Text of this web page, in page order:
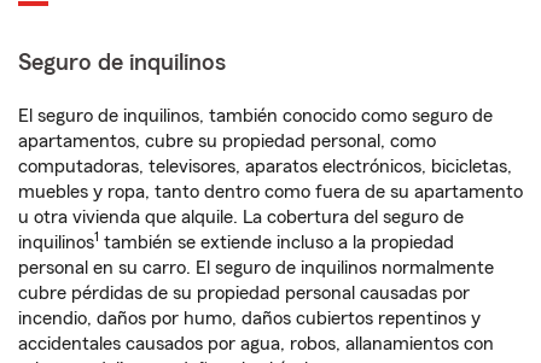
Seguro de inquilinos
El seguro de inquilinos, también conocido como seguro de
apartamentos, cubre su propiedad personal, como
computadoras, televisores, aparatos electrónicos, bicicletas,
muebles y ropa, tanto dentro como fuera de su apartamento
u otra vivienda que alquile. La cobertura del seguro de
inquilinos1 también se extiende incluso a la propiedad
personal en su carro. El seguro de inquilinos normalmente
cubre pérdidas de su propiedad personal causadas por
incendio, daños por humo, daños cubiertos repentinos y
accidentales causados por agua, robos, allanamientos con